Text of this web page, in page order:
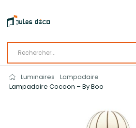
Luminaires
Lampadaire
Lampadaire Cocoon – By Boo